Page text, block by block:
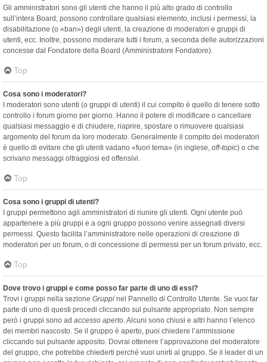
Gli amministratori sono gli utenti che hanno il più alto grado di controllo
sull’intera Board; possono controllare qualsiasi elemento, inclusi i permessi, la
disabilitazione (o «ban») degli utenti, la creazione di moderatori e gruppi di
utenti, ecc. Inoltre, possono moderare tutti i forum, a seconda delle autorizzazioni
concesse dal Fondatore della Board (Amministratore Fondatore).
Top
Cosa sono i moderatori?
I moderatori sono utenti (o gruppi di utenti) il cui compito è quello di tenere sotto
controllo i forum giorno per giorno. Hanno il potere di modificare o cancellare
qualsiasi messaggio e di chiudere, riaprire, spostare o rimuovere qualsiasi
argomento del forum da loro moderato. Generalmente il compito dei moderatori
è quello di evitare che gli utenti vadano «fuori tema» (in inglese, off-topic) o che
scrivano messaggi oltraggiosi ed offensivi.
Top
Cosa sono i gruppi di utenti?
I gruppi permettono agli amministratori di riunire gli utenti. Ogni utente può
appartenere a più gruppi e a ogni gruppo possono venire assegnati diversi
permessi. Questo facilita l’amministratore nelle operazioni di creazione di
moderatori per un forum, o di concessione di permessi per un forum privato, ecc.
Top
Dove trovo i gruppi e come posso far parte di uno di essi?
Trovi i gruppi nella sezione Gruppi nel Pannello di Controllo Utente. Se vuoi far
parte di uno di questi procedi cliccando sul pulsante appropriato. Non sempre
però i gruppi sono ad accesso aperto. Alcuni sono chiusi e altri hanno l’elenco
dei membri nascosto. Se il gruppo è aperto, puoi chiedere l’ammissione
cliccando sul pulsante apposito. Dovrai ottenere l’approvazione del moderatore
del gruppo, che potrebbe chiederti perché vuoi unirti al gruppo. Se il leader di un